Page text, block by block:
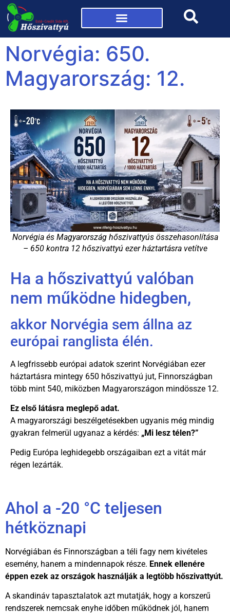
Norvégia: 650.
Magyarország: 12.
Norvégia és Magyarország hőszivattyús összehasonlítása
– 650 kontra 12 hőszivattyú ezer háztartásra vetítve
Ha a hőszivattyú valóban
nem működne hidegben,
akkor Norvégia sem állna az
európai ranglista élén.
A legfrissebb európai adatok szerint Norvégiában ezer
háztartásra mintegy 650 hőszivattyú jut, Finnországban
több mint 540, miközben Magyarországon mindössze 12.
Ez első látásra meglepő adat.
A magyarországi beszélgetésekben ugyanis még mindig
gyakran felmerül ugyanaz a kérdés: „Mi lesz télen?”
Pedig Európa leghidegebb országaiban ezt a vitát már
régen lezárták.
Ahol a -20 °C teljesen
hétköznapi
Norvégiában és Finnországban a téli fagy nem kivételes
esemény, hanem a mindennapok része. Ennek ellenére
éppen ezek az országok használják a legtöbb hőszivattyút.
A skandináv tapasztalatok azt mutatják, hogy a korszerű
rendszerek nemcsak enyhe időben működnek jól, hanem